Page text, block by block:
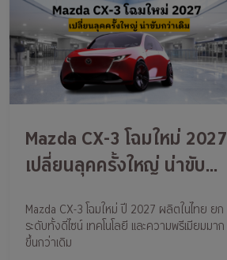
Mazda CX-3 โฉมใหม่ 2027
เปลี่ยนลุคครั้งใหญ่ น่าขับ
Mazda CX-3 โฉมใหม่ ปี 2027 ผลิตในไทย ยก
ระดับทั้งดีไซน์ เทคโนโลยี และความพรีเมียมมาก
ขึ้นกว่าเดิม